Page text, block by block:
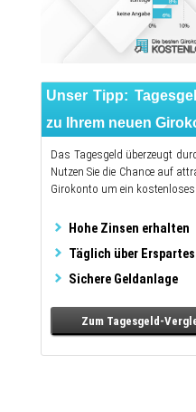
Unser Tipp:
zu Ihrem neuen
Das Tagesgeld überzeugt
Nutzen Sie die Chance auf
Girokonto um ein
Hohe Zinsen erhalten
Täglich über
Sichere Geldanlage
Zum Tagesgeld-